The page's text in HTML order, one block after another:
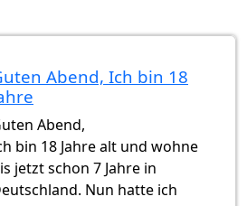
Abend, Ich bin 18
Abend,
bin 18 Jahre alt und wohne
jetzt schon 7 Jahre in
Nun hatte ich